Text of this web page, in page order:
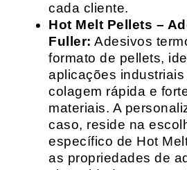
cada cliente.
Hot Melt Pellets –
Fuller: Adesivos
formato de pellets,
aplicações
colagem rápida e
materiais. A
caso, reside na
específico de Hot
as propriedades de